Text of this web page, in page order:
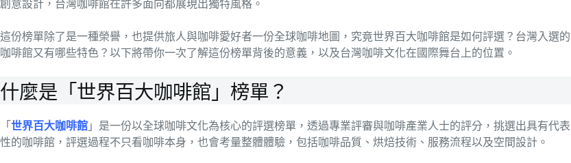
創意設計，台灣咖啡館在許多面向都展現出獨特風格。
這份榜單除了是一種榮譽，也提供旅人與咖啡愛好者一份全球咖啡地圖，究竟世界百大咖啡館是如何評選？台灣入選的
咖啡館又有哪些特色？以下將帶你一次了解這份榜單背後的意義，以及台灣咖啡文化在國際舞台上的位置。
什麼是「世界百大咖啡館」榜單？
「 世界百大咖啡館 」是一份以全球咖啡文化為核心的評選榜單，透過專業評審與咖啡產業人士的評分，挑選出具有代表
性的咖啡館，評選過程不只看咖啡本身，也會考量整體體驗，包括咖啡品質、烘焙技術、服務流程以及空間設計。